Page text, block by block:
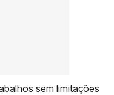
sem limitações